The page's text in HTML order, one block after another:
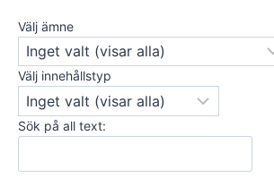
Välj ämne
Välj innehållstyp
Sök på all text: